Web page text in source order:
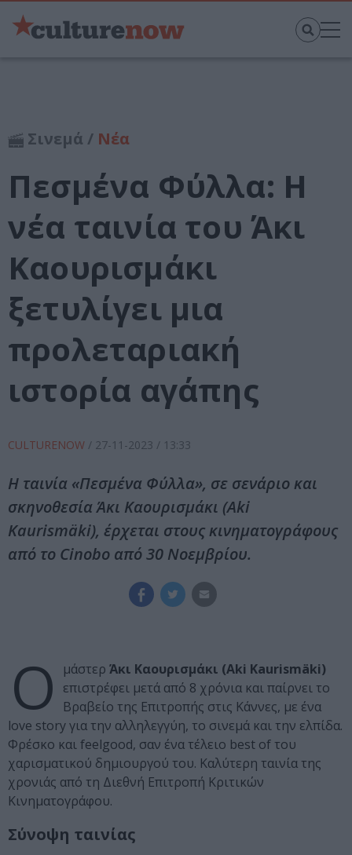
Σινεμά / Νέα
Πεσμένα Φύλλα: Η
νέα ταινία του Άκι
Καουρισμάκι
ξετυλίγει μια
προλεταριακή
ιστορία αγάπης
CULTURENOW / 27-11-2023 / 13:33
Η ταινία «Πεσμένα Φύλλα», σε σενάριο και
σκηνοθεσία Άκι Καουρισμάκι (Aki
Kaurismäki), έρχεται στους κινηματογράφους
από το Cinobo από 30 Νοεμβρίου.
Ο μάστερ Άκι Καουρισμάκι (Aki Kaurismäki)
επιστρέφει μετά από 8 χρόνια και παίρνει το
Βραβείο της Επιτροπής στις Κάννες, με ένα
love story για την αλληλεγγύη, το σινεμά και την ελπίδα.
Φρέσκο και feelgood, σαν ένα τέλειο best of του
χαρισματικού δημιουργού του. Καλύτερη ταινία της
χρονιάς από τη Διεθνή Επιτροπή Κριτικών
Κινηματογράφου.
Σύνοψη ταινίας